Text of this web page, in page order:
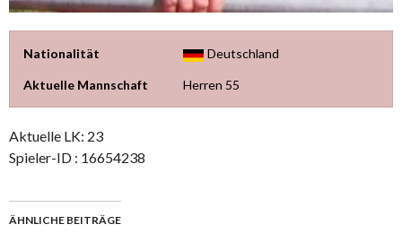
Nationalität Deutschland
Aktuelle Mannschaft Herren 55
Aktuelle LK: 23
Spieler-ID : 16654238
ÄHNLICHE BEITRÄGE